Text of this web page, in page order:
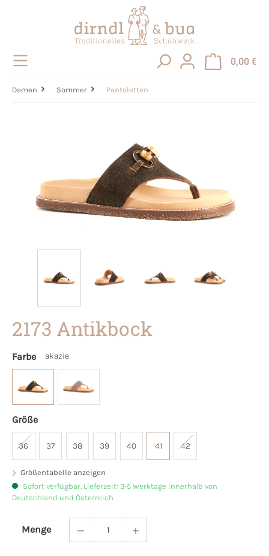
0,00 €
Damen Sommer Pantoletten
2173 Antikbock
Farbe akazie
Größe
36 37 38 39 40 41 42
Größentabelle anzeigen
Sofort verfügbar, Lieferzeit: 3-5 Werktage innerhalb von
Deutschland und Österreich
Menge
Produkt Anzahl: Gib den gewünschten